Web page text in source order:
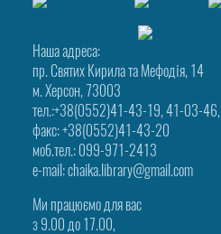
Наша адреса:
пр. Святих Кирила та Мефодія, 14
м. Херсон, 73003
тел.:+38(0552)41-43-19, 41-03-46,
факс: +38(0552)41-43-20
моб.тел.: 099-971-2413
e-mail: chaika.library@gmail.com
Ми працюємо для вас
з 9.00 до 17.00,